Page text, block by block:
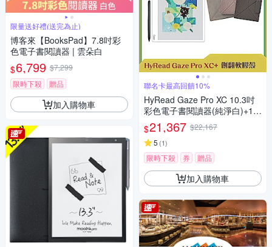
限量送好禮(送完為止)
博客來【BooksPad】7.8吋彩
色電子書閱讀器 | 雲朵白
$6,799 $7,299
限時下殺
贈品
加入購物車
聯名卡最高回饋10%
HyRead Gaze Pro XC 10.3吋
彩色電子書閱讀器(純淨白)+10.
3吋側翻軟膠殼 (組合)
$21,367 $22,167
5 (1)
限時下殺 券 贈品
加入購物車